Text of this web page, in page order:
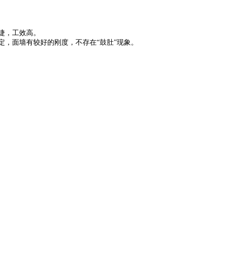
工效高。
面墙有较好的刚度，不存在“鼓肚”现象。